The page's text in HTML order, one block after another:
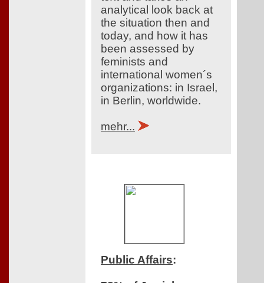
analytical look back at
the situation then and
today, and how it has
been assessed by
feminists and
international women´s
organizations: in Israel,
in Berlin, worldwide.
mehr...
Public Affairs: